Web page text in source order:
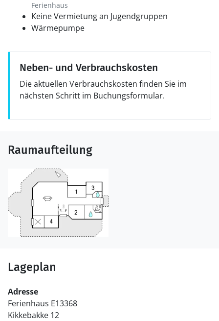
Ferienhaus
Keine Vermietung an Jugendgruppen
Wärmepumpe
Neben- und Verbrauchskosten
Die aktuellen Verbrauchskosten finden Sie im
nächsten Schritt im Buchungsformular.
Raumaufteilung
Lageplan
Adresse
Ferienhaus E13368
Kikkebakke 12